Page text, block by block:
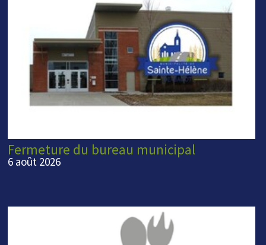
Fermeture du bureau municipal
6 août 2026